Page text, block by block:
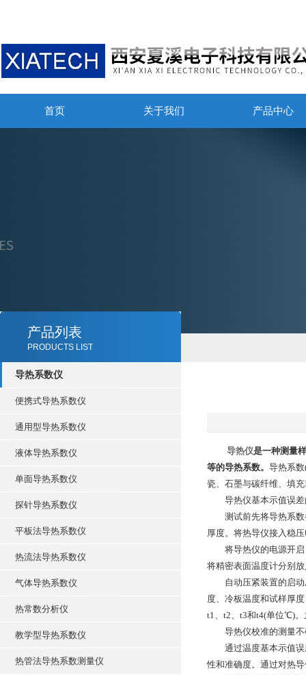
首页 关于我们 产品中心
产品列表
PRODUCTS LIST
导热系数仪
便携式导热系数仪
通用型导热系数仪
液体导热系数仪
单面导热系数仪
探针导热系数仪
平板法导热系数仪
热流法导热系数仪
气体导热系数仪
热常数分析仪
教学型导热系数仪
热管法导热系数测量仪
导热仪是一种测量
等的导热系数。 导热系
瓷、石墨与碳纤维、填
导热仪基本示值误差
测试前先将导热系数
厚度。将热导仪接入稳
将导热仪的电源开启
将精密表面温度计分别
自动压紧装置的启动
度、冷板温度和试样厚
t1、t2、t3和t4(单位℃)。
导热仪校准的测量不
通过温度基本示值误
性和准确度。通过对热